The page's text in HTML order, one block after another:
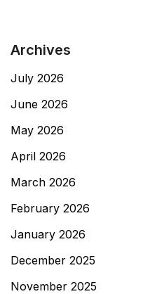
Archives
July 2026
June 2026
May 2026
April 2026
March 2026
February 2026
January 2026
December 2025
November 2025